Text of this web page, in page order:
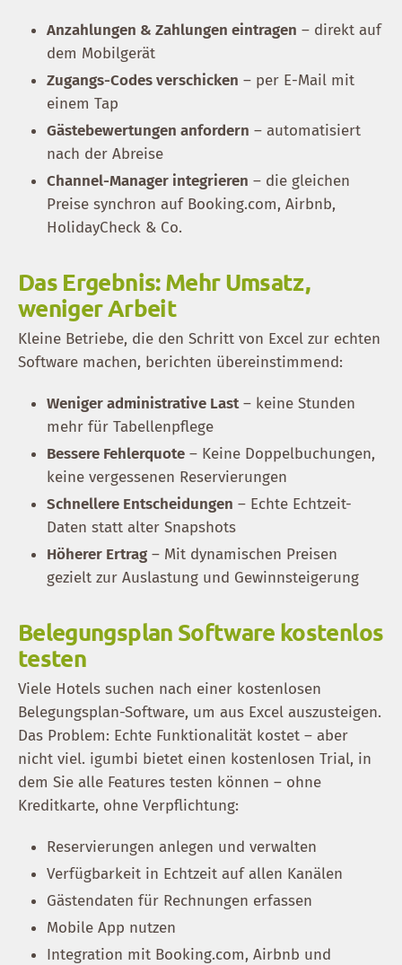
Anzahlungen & Zahlungen eintragen – direkt auf
dem Mobilgerät
Zugangs-Codes verschicken – per E-Mail mit
einem Tap
Gästebewertungen anfordern – automatisiert
nach der Abreise
Channel-Manager integrieren – die gleichen
Preise synchron auf Booking.com, Airbnb,
HolidayCheck & Co.
Das Ergebnis: Mehr Umsatz,
weniger Arbeit
Kleine Betriebe, die den Schritt von Excel zur echten
Software machen, berichten übereinstimmend:
Weniger administrative Last– keine Stunden
mehr für Tabellenpflege
Bessere Fehlerquote – Keine Doppelbuchungen,
keine vergessenen Reservierungen
Schnellere Entscheidungen – Echte Echtzeit-
Daten statt alter Snapshots
Höherer Ertrag – Mit dynamischen Preisen
gezielt zur Auslastung und Gewinnsteigerung
Belegungsplan Software kostenlos
testen
Viele Hotels suchen nach einer kostenlosen
Belegungsplan-Software, um aus Excel auszusteigen.
Das Problem: Echte Funktionalität kostet – aber
nicht viel. igumbi bietet einen kostenlosen Trial, in
dem Sie alle Features testen können – ohne
Kreditkarte, ohne Verpflichtung:
Reservierungen anlegen und verwalten
Verfügbarkeit in Echtzeit auf allen Kanälen
Gästendaten für Rechnungen erfassen
Mobile App nutzen
Integration mit Booking.com, Airbnb und